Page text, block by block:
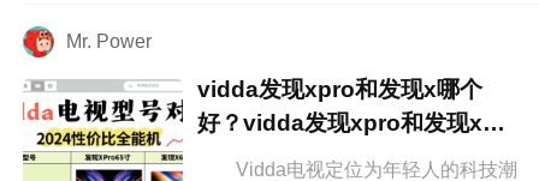
Mr. Power
vidda发现xpro和发现x哪个
好？vidda发现xpro和发现x应
该如何选
Vidda电视定位为年轻人的科技潮